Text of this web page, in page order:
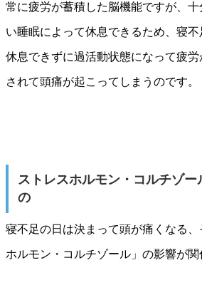
常に疲労が蓄積した脳機能ですが、
い睡眠によって休息できるため、寝
休息できずに過活動状態になって疲
されて頭痛が起こってしまうのです。
ストレスホルモン・コルチゾー
の
寝不足の日は決まって頭が痛くなる
ホルモン・コルチゾール」の影響が関